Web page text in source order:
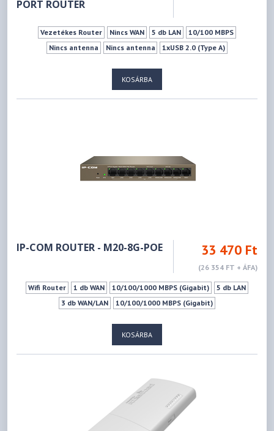
PORT ROUTER
Vezetékes Router Nincs WAN 5 db LAN
10/100 MBPS
Nincs antenna
Nincs antenna 1xUSB 2.0 (Type A)
KOSÁRBA
IP-COM ROUTER - M20-8G-POE 33 470 Ft
(26 354 FT + ÁFA)
Wifi Router 1 db WAN 10/100/1000 MBPS (Gigabit)
5 db LAN
3 db WAN/LAN
10/100/1000 MBPS (Gigabit)
KOSÁRBA